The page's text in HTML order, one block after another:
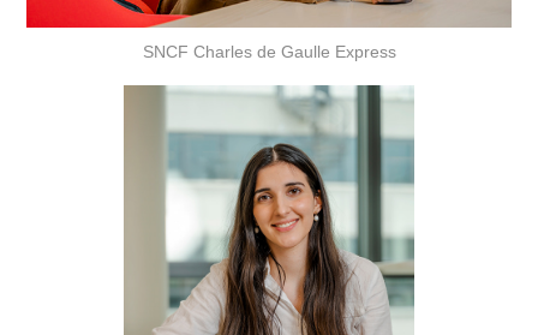
SNCF Charles de Gaulle Express